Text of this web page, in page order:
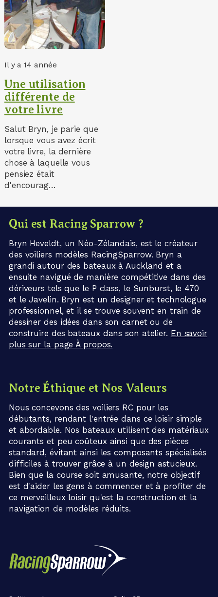
Il y a 14 année
Une utilisation
différente de
votre livre
Salut Bryn, je parie que
lorsque vous avez écrit
votre livre, la dernière
chose à laquelle vous
pensiez était
d'encourag…
Qui est Racing Sparrow ?
Bryn Heveldt, un Néo-Zélandais, est le créateur
des voiliers modèles RacingSparrow. Bryn a
grandi autour des bateaux à Auckland et a
ensuite navigué de manière compétitive dans des
dériveurs tels que le P class, le Sunburst, le 470
et le Javelin. Bryn est un designer et technologue
professionnel, et il se trouve souvent en train de
dessiner des idées dans son carnet ou de
construire des bateaux dans son atelier. En savoir
plus sur la page À propos.
Notre Éthique et Nos Valeurs
Nous concevons des voiliers RC pour les
débutants, rendant l'entrée dans ce loisir simple
et abordable. Nos bateaux utilisent des matériaux
courants et peu coûteux ainsi que des pièces
standard, évitant ainsi les composants spécialisés
difficiles à trouver grâce à un design astucieux.
Bien que la course soit amusante, notre objectif
est d'aider les gens à commencer et à profiter de
ce merveilleux loisir qu'est la construction et la
navigation de modèles réduits.